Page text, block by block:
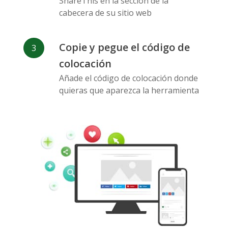
Snapchat Wechat Reddit
Tumblr Yelp Digg
cabecera de su sitio web
Copie y pegue el código de
colocación
Añade el código de colocación donde
quieras que aparezca la herramienta